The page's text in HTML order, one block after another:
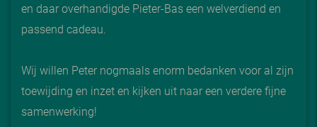
en daar overhandigde Pieter-Bas een welverdiend en
passend cadeau.
Wij willen Peter nogmaals enorm bedanken voor al zijn
toewijding en inzet en kijken uit naar een verdere fijne
samenwerking!